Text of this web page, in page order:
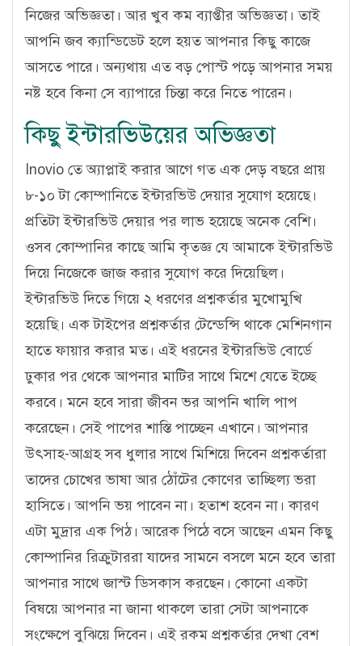
নিজের অভিজ্ঞতা। আর খুব কম ব্যাপ্তীর অভিজ্ঞতা। তাই
আপনি জব ক্যান্ডিডেট হলে হয়ত আপনার কিছু কাজে
আসতে পারে। অন্যথায় এত বড় পোস্ট পড়ে আপনার সময়
নষ্ট হবে কিনা সে ব্যাপারে চিন্তা করে নিতে পারেন।
কিছু ইন্টারভিউয়ের অভিজ্ঞতা
Inovio তে অ্যাপ্লাই করার আগে গত এক দেড় বছরে প্রায়
৮-১০ টা কোম্পানিতে ইন্টারভিউ দেয়ার সুযোগ হয়েছে।
প্রতিটা ইন্টারভিউ দেয়ার পর লাভ হয়েছে অনেক বেশি।
ওসব কোম্পানির কাছে আমি কৃতজ্ঞ যে আমাকে ইন্টারভিউ
দিয়ে নিজেকে জাজ করার সুযোগ করে দিয়েছিল।
ইন্টারভিউ দিতে গিয়ে ২ ধরণের প্রশ্নকর্তার মুখোমুখি
হয়েছি। এক টাইপের প্রশ্নকর্তার টেন্ডেন্সি থাকে মেশিনগান
হাতে ফায়ার করার মত। এই ধরনের ইন্টারভিউ বোর্ডে
ঢুকার পর থেকে আপনার মাটির সাথে মিশে যেতে ইচ্ছে
করবে। মনে হবে সারা জীবন ভর আপনি খালি পাপ
করেছেন। সেই পাপের শাস্তি পাচ্ছেন এখানে। আপনার
উৎসাহ-আগ্রহ সব ধুলার সাথে মিশিয়ে দিবেন প্রশ্নকর্তারা
তাদের চোখের ভাষা আর ঠোঁটের কোণের তাচ্ছিল্য ভরা
হাসিতে। আপনি ভয় পাবেন না। হতাশ হবেন না। কারণ
এটা মুদ্রার এক পিঠ। আরেক পিঠে বসে আছেন এমন কিছু
কোম্পানির রিক্রুটাররা যাদের সামনে বসলে মনে হবে তারা
আপনার সাথে জাস্ট ডিসকাস করছেন। কোনো একটা
বিষয়ে আপনার না জানা থাকলে তারা সেটা আপনাকে
সংক্ষেপে বুঝিয়ে দিবেন। এই রকম প্রশ্নকর্তার দেখা বেশ